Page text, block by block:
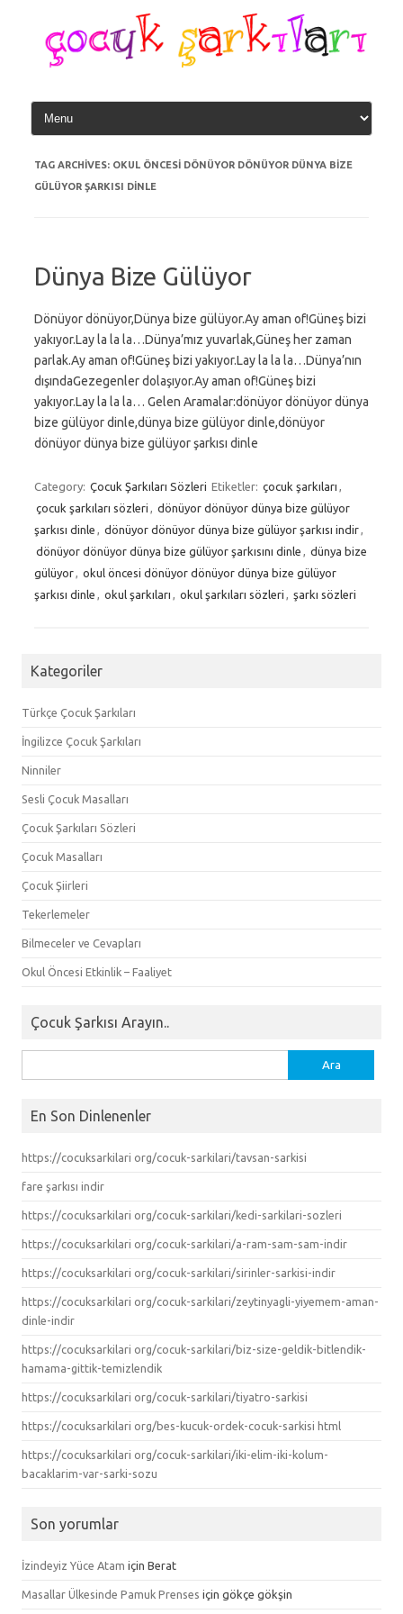
content
TAG ARCHIVES: OKUL ÖNCESI DÖNÜYOR DÖNÜYOR DÜNYA BIZE
GÜLÜYOR ŞARKISI DINLE
Dünya Bize Gülüyor
Dönüyor dönüyor,Dünya bize gülüyor.Ay aman of!Güneş bizi
yakıyor.Lay la la la…Dünya’mız yuvarlak,Güneş her zaman
parlak.Ay aman of!Güneş bizi yakıyor.Lay la la la…Dünya’nın
dışındaGezegenler dolaşıyor.Ay aman of!Güneş bizi
yakıyor.Lay la la la… Gelen Aramalar:dönüyor dönüyor dünya
bize gülüyor dinle,dünya bize gülüyor dinle,dönüyor
dönüyor dünya bize gülüyor şarkısı dinle
Category: Çocuk Şarkıları Sözleri Etiketler: çocuk şarkıları
çocuk şarkıları sözleri
dönüyor dönüyor dünya bize gülüyor
şarkısı dinle
dönüyor dönüyor dünya bize gülüyor şarkısı indir
dönüyor dönüyor dünya bize gülüyor şarkısını dinle
dünya bize
gülüyor
okul öncesi dönüyor dönüyor dünya bize gülüyor
şarkısı dinle
okul şarkıları okul şarkıları sözleri şarkı sözleri
Kategoriler
Türkçe Çocuk Şarkıları
İngilizce Çocuk Şarkıları
Ninniler
Sesli Çocuk Masalları
Çocuk Şarkıları Sözleri
Çocuk Masalları
Çocuk Şiirleri
Tekerlemeler
Bilmeceler ve Cevapları
Okul Öncesi Etkinlik – Faaliyet
Çocuk Şarkısı Arayın..
En Son Dinlenenler
https://cocuksarkilari org/cocuk-sarkilari/tavsan-sarkisi
fare şarkısı indir
https://cocuksarkilari org/cocuk-sarkilari/kedi-sarkilari-sozleri
https://cocuksarkilari org/cocuk-sarkilari/a-ram-sam-sam-indir
https://cocuksarkilari org/cocuk-sarkilari/sirinler-sarkisi-indir
https://cocuksarkilari org/cocuk-sarkilari/zeytinyagli-yiyemem-aman-
dinle-indir
https://cocuksarkilari org/cocuk-sarkilari/biz-size-geldik-bitlendik-
hamama-gittik-temizlendik
https://cocuksarkilari org/cocuk-sarkilari/tiyatro-sarkisi
https://cocuksarkilari org/bes-kucuk-ordek-cocuk-sarkisi html
https://cocuksarkilari org/cocuk-sarkilari/iki-elim-iki-kolum-
bacaklarim-var-sarki-sozu
Son yorumlar
İzindeyiz Yüce Atam için Berat
Masallar Ülkesinde Pamuk Prenses için gökçe gökşin